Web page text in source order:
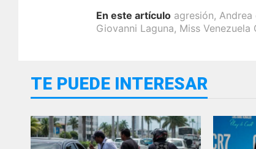
En este artículo agresión, Andrea
Giovanni Laguna, Miss Venezuela
TE PUEDE INTERESAR